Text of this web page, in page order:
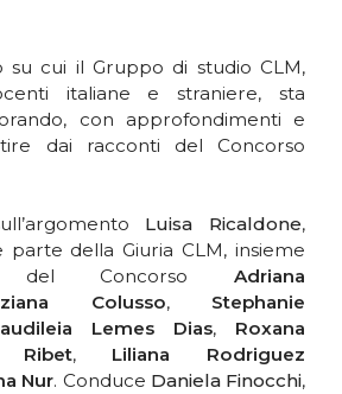
su cui il Gruppo di studio CLM,
italiane e straniere, sta
con approfondimenti e
dai racconti del Concorso
Luisa Ricaldone,
parte della Giuria CLM, insieme
del Concorso Adriana
Colusso, Stephanie
Lemes Dias, Roxana
Ribet, Liliana Rodriguez
Nur. Conduce Daniela Finocchi,